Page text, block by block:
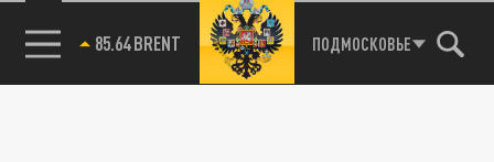
85.64 BRENT ПОДМОСКОВЬЕ